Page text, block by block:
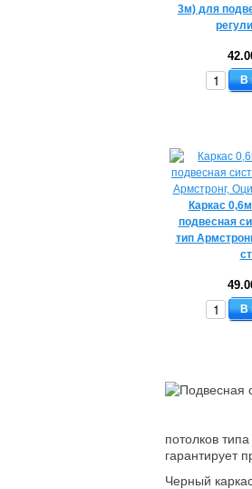
3м) для
В
Каркас
подвесная
тип
В
потолков
гарантирует
Черный